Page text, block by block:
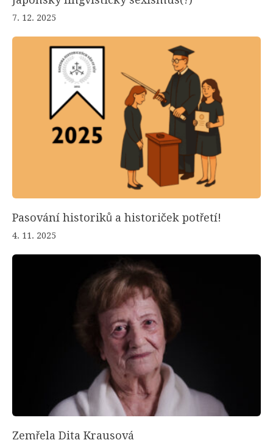
7. 12. 2025
Pasování historiků a historiček potřetí!
4. 11. 2025
Zemřela Dita Krausová